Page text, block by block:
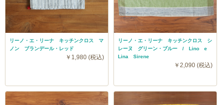
リーノ・エ・リーナ キッチンクロス マ
ノン ブランデール・レッド
￥1,980 (税込)
リーノ・エ・リーナ キッチンクロス シ
レーヌ グリーン・ブルー / Lino e
Lina Sirene
￥2,090 (税込)